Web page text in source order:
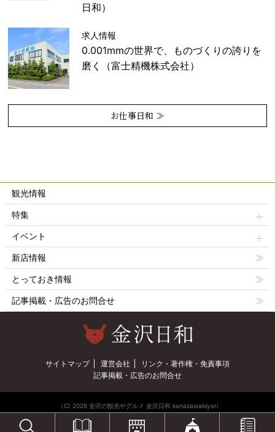
日和）
求人情報
0.001mmの世界で、ものづくりの誇りを
磨く（富士精機株式会社）
お仕事日和 ≫
観光情報
特集
イベント
新店情報
とっておき情報
記事掲載・広告のお問合せ
サイトマップ 運営会社
リンク・著作権・免責事項
記事掲載・広告のお問合せ
（C) 2026 金沢の観光やグルメ 金沢日和 kanazawabiyori